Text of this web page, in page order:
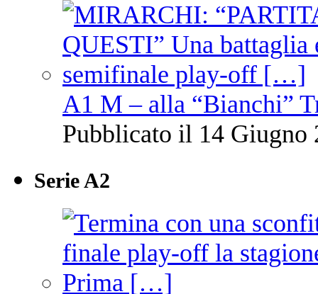
A1 M – alla “Bianchi”
Pubblicato il 14 Giugno
Serie A2